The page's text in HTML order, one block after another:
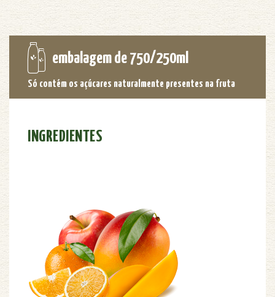
embalagem de 750/250ml
Só contém os açúcares naturalmente presentes na fruta
INGREDIENTES